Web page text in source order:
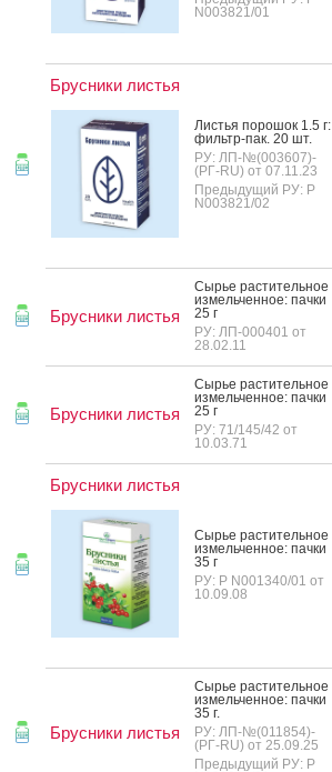
N003821/01
Брусники листья
Листья по­рошок 1.5 г:
филь­тр-пак. 20 шт.
РУ: ЛП-№(003607)-
(РГ-RU) от 07.11.23
Предыдущий РУ: Р
N003821/02
Брусники листья
Сырье рас­ти­тель­ное
из­мель­чен­ное: пач­ки
25 г
РУ: ЛП-000401 от
28.02.11
Брусники листья
Сырье рас­ти­тель­ное
из­мель­чен­ное: пач­ки
25 г
РУ: 71/145/42 от
10.03.71
Брусники листья
Сырье рас­ти­тель­ное
из­мель­чен­ное: пач­ки
35 г
РУ: Р N001340/01 от
10.09.08
Брусники листья
Сырье рас­ти­тель­ное
из­мель­чен­ное: пач­ки
35 г.
РУ: ЛП-№(011854)-
(РГ-RU) от 25.09.25
Предыдущий РУ: Р